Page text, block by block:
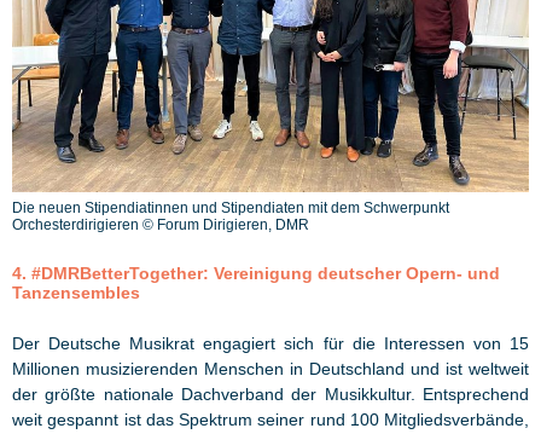
Die neuen Stipendiatinnen und Stipendiaten mit dem Schwerpunkt
Orchesterdirigieren © Forum Dirigieren, DMR
4. #DMRBetterTogether: Vereinigung deutscher Opern- und
Tanzensembles
Der Deutsche Musikrat engagiert sich für die Interessen von 15
Millionen musizierenden Menschen in Deutschland und ist weltweit
der größte nationale Dachverband der Musikkultur. Entsprechend
weit gespannt ist das Spektrum seiner rund 100 Mitgliedsverbände,